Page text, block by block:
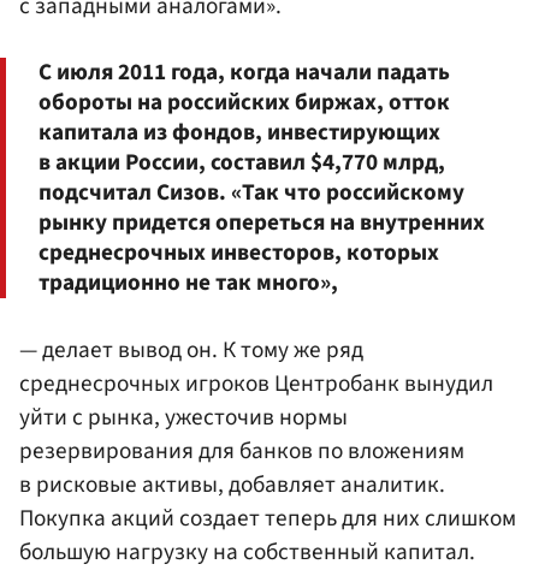
С июля 2011 года, когда начали падать
обороты на российских биржах, отток
капитала из фондов, инвестирующих
в акции России, составил $4,770 млрд,
подсчитал Сизов. «Так что российскому
рынку придется опереться на внутренних
среднесрочных инвесторов, которых
традиционно не так много»,
— делает вывод он. К тому же ряд
среднесрочных игроков Центробанк вынудил
уйти с рынка, ужесточив нормы
резервирования для банков по вложениям
в рисковые активы, добавляет аналитик.
Покупка акций создает теперь для них слишком
большую нагрузку на собственный капитал.